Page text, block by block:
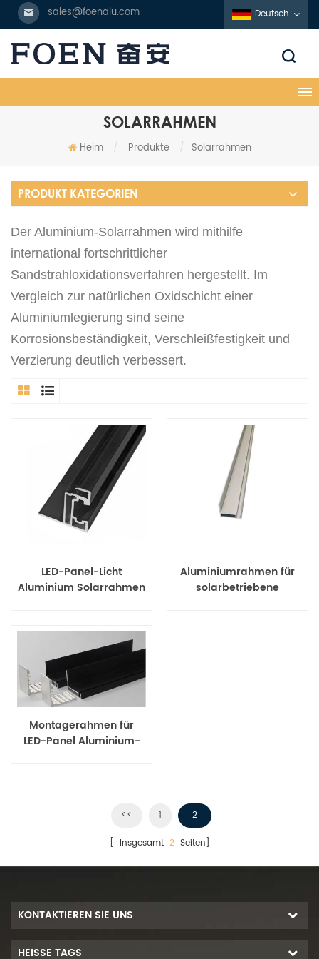
sales@foenalu.com Deutsch
SOLARRAHMEN
Heim / Produkte / Solarrahmen
PRODUKT KATEGORIEN
Der Aluminium-Solarrahmen wird mithilfe
international fortschrittlicher
Sandstrahloxidationsverfahren hergestellt. Im
Vergleich zur natürlichen Oxidschicht einer
Aluminiumlegierung sind seine
Korrosionsbeständigkeit, Verschleißfestigkeit und
Verzierung deutlich verbessert.
LED-Panel-Licht
Aluminium Solarrahmen
Aluminiumrahmen für
solarbetriebene
Montagerahmen für
LED-Panel Aluminium-
<< 1 2
[ Insgesamt 2Seiten]
KONTAKTIEREN SIE UNS
HEISSE TAGS